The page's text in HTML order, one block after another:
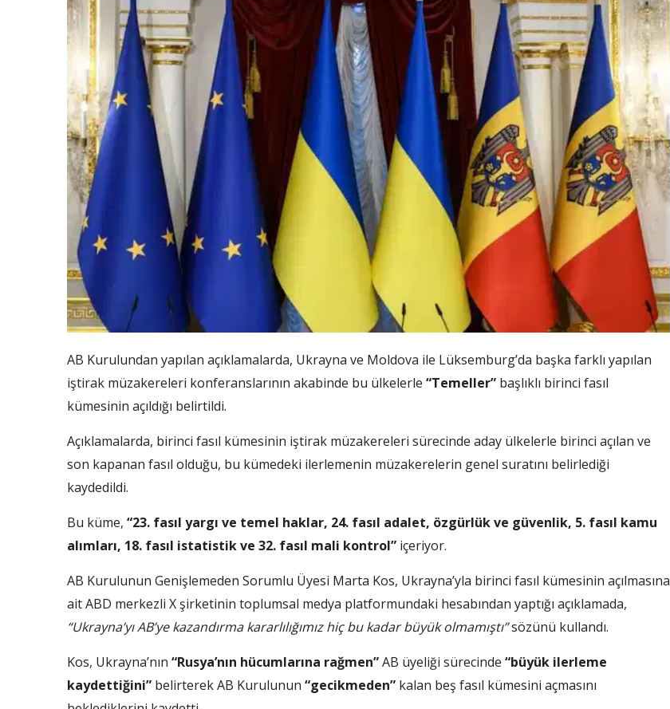
AB Kurulundan yapılan açıklamalarda, Ukrayna ve Moldova ile Lüksemburg’da başka farklı yapılan
iştirak müzakereleri konferanslarının akabinde bu ülkelerle “Temeller” başlıklı birinci fasıl
kümesinin açıldığı belirtildi.
Açıklamalarda, birinci fasıl kümesinin iştirak müzakereleri sürecinde aday ülkelerle birinci açılan ve
son kapanan fasıl olduğu, bu kümedeki ilerlemenin müzakerelerin genel suratını belirlediği
kaydedildi.
Bu küme, “23. fasıl yargı ve temel haklar, 24. fasıl adalet, özgürlük ve güvenlik, 5. fasıl kamu
alımları, 18. fasıl istatistik ve 32. fasıl mali kontrol” içeriyor.
AB Kurulunun Genişlemeden Sorumlu Üyesi Marta Kos, Ukrayna’yla birinci fasıl kümesinin açılmasına
ait ABD merkezli X şirketinin toplumsal medya platformundaki hesabından yaptığı açıklamada,
“Ukrayna’yı AB’ye kazandırma kararlılığımız hiç bu kadar büyük olmamıştı”sözünü kullandı.
Kos, Ukrayna’nın “Rusya’nın hücumlarına rağmen”AB üyeliği sürecinde “büyük ilerleme
kaydettiğini” belirterek AB Kurulunun “gecikmeden” kalan beş fasıl kümesini açmasını